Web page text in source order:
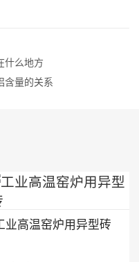
什么地方
含量的关系
业高温窑炉用异型砖